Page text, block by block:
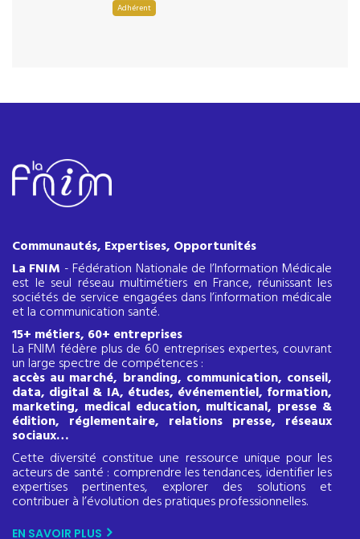
Adhérent
Communautés, Expertises, Opportunités
La FNIM - Fédération Nationale de l’Information Médicale
est le seul réseau multimétiers en France, réunissant les
sociétés de service engagées dans l’information médicale
et la communication santé.
15+ métiers, 60+ entreprises
La FNIM fédère plus de 60 entreprises expertes, couvrant
un large spectre de compétences :
accès au marché, branding, communication, conseil,
data, digital & IA, études, événementiel, formation,
marketing, medical education, multicanal, presse &
édition, réglementaire, relations presse, réseaux
sociaux…
Cette diversité constitue une ressource unique pour les
acteurs de santé : comprendre les tendances, identifier les
expertises pertinentes, explorer des solutions et
contribuer à l’évolution des pratiques professionnelles.
EN SAVOIR PLUS